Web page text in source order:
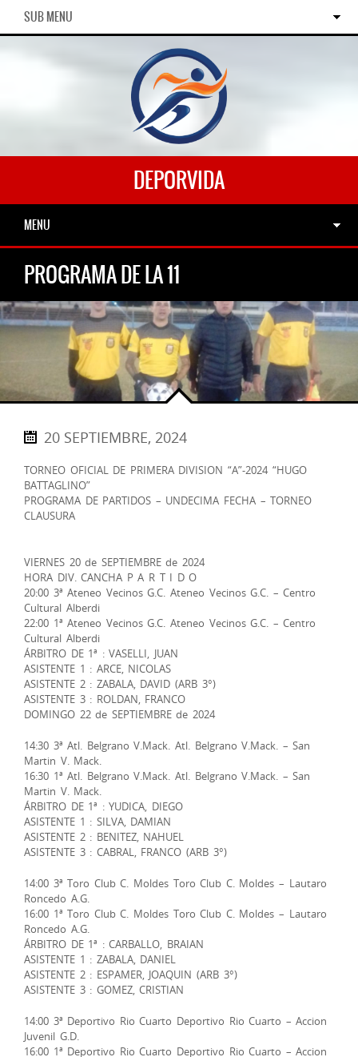
SUB MENU
DEPORVIDA
MENU
PROGRAMA DE LA 11
20 SEPTIEMBRE, 2024
TORNEO OFICIAL DE PRIMERA DIVISION “A”-2024 “HUGO
BATTAGLINO”
PROGRAMA DE PARTIDOS – UNDECIMA FECHA – TORNEO
CLAUSURA
VIERNES 20 de SEPTIEMBRE de 2024
HORA DIV. CANCHA P A R T I D O
20:00 3ª Ateneo Vecinos G.C. Ateneo Vecinos G.C. – Centro
Cultural Alberdi
22:00 1ª Ateneo Vecinos G.C. Ateneo Vecinos G.C. – Centro
Cultural Alberdi
ÁRBITRO DE 1ª : VASELLI, JUAN
ASISTENTE 1 : ARCE, NICOLAS
ASISTENTE 2 : ZABALA, DAVID (ARB 3°)
ASISTENTE 3 : ROLDAN, FRANCO
DOMINGO 22 de SEPTIEMBRE de 2024
14:30 3ª Atl. Belgrano V.Mack. Atl. Belgrano V.Mack. – San
Martin V. Mack.
16:30 1ª Atl. Belgrano V.Mack. Atl. Belgrano V.Mack. – San
Martin V. Mack.
ÁRBITRO DE 1ª : YUDICA, DIEGO
ASISTENTE 1 : SILVA, DAMIAN
ASISTENTE 2 : BENITEZ, NAHUEL
ASISTENTE 3 : CABRAL, FRANCO (ARB 3°)
14:00 3ª Toro Club C. Moldes Toro Club C. Moldes – Lautaro
Roncedo A.G.
16:00 1ª Toro Club C. Moldes Toro Club C. Moldes – Lautaro
Roncedo A.G.
ÁRBITRO DE 1ª : CARBALLO, BRAIAN
ASISTENTE 1 : ZABALA, DANIEL
ASISTENTE 2 : ESPAMER, JOAQUIN (ARB 3°)
ASISTENTE 3 : GOMEZ, CRISTIAN
14:00 3ª Deportivo Rio Cuarto Deportivo Rio Cuarto – Accion
Juvenil G.D.
16:00 1ª Deportivo Rio Cuarto Deportivo Rio Cuarto – Accion